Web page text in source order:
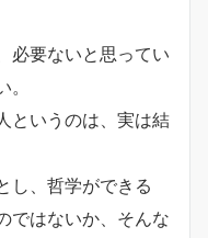
必要ないと思ってい
いうのは、 実は結
し、哲学ができる
ではないか、そんな